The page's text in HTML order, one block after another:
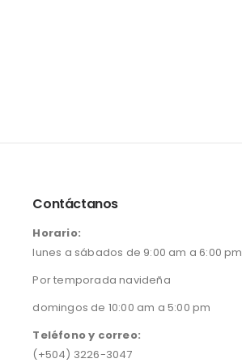
Contáctanos
Horario:
lunes a sábados de 9:00 am a 6:00 pm
Por temporada navideña
domingos de 10:00 am a 5:00 pm
Teléfono y correo:
(+504) 3226-3047